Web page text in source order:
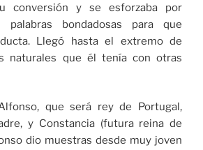
conversión y se esforzaba por
palabras bondadosas para que
Llegó hasta el extremo de
naturales que él tenía con otras
que será rey de Portugal,
y Constancia (futura reina de
dio muestras desde muy joven